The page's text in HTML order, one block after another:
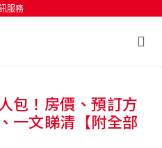
服務
開始搜尋
包！房價、預訂方
一文睇清【附全部